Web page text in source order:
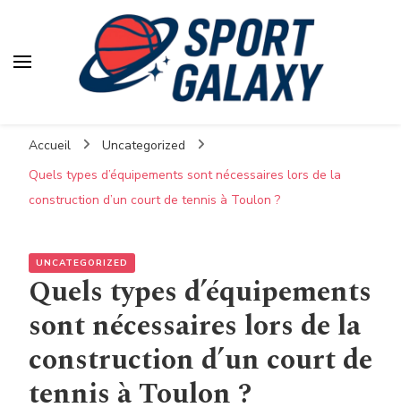
Accueil
Uncategorized
Quels types d’équipements sont nécessaires lors de la
construction d’un court de tennis à Toulon ?
UNCATEGORIZED
Quels types d’équipements
sont nécessaires lors de la
construction d’un court de
tennis à Toulon ?